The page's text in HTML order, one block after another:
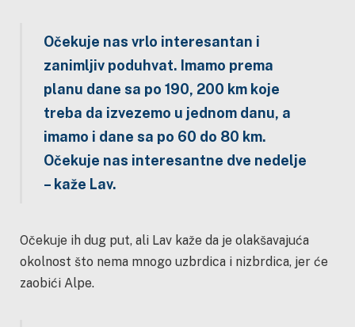
Očekuje nas vrlo interesantan i
zanimljiv poduhvat. Imamo prema
planu dane sa po 190, 200 km koje
treba da izvezemo u jednom danu, a
imamo i dane sa po 60 do 80 km.
Očekuje nas interesantne dve nedelje
– kaže Lav.
Očekuje ih dug put, ali Lav kaže da je olakšavajuća
okolnost što nema mnogo uzbrdica i nizbrdica, jer će
zaobići Alpe.